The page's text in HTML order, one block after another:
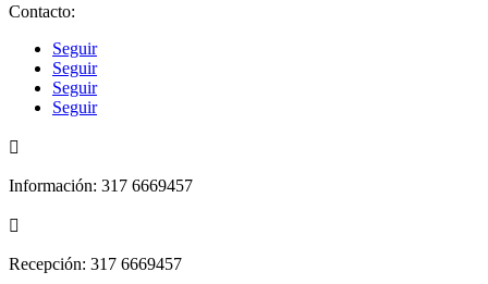
Contacto:
Seguir
Seguir
Seguir
Seguir

Información: 317 6669457

Recepción: 317 6669457